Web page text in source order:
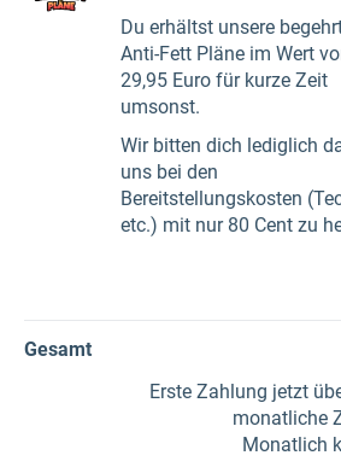
Du erhältst unsere
Anti-Fett Pläne im Wert
29,95 Euro für kurze Zeit
umsonst.
Wir bitten dich lediglich
uns bei den
Bereitstellungskosten
etc.) mit nur 80 Cent zu
Gesamt
Erste Zahlung jetzt
monatliche
Monatlich